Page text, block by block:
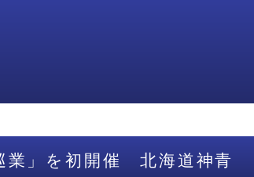
」を初開催 北海道神青